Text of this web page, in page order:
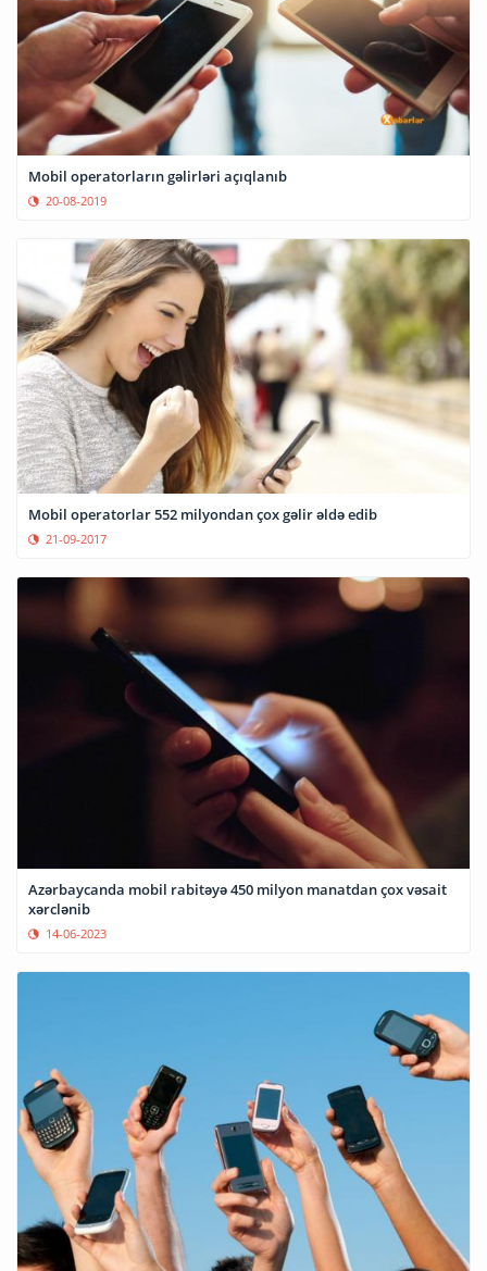
Mobil operatorların gəlirləri açıqlanıb
20-08-2019
Mobil operatorlar 552 milyondan çox gəlir əldə edib
21-09-2017
Azərbaycanda mobil rabitəyə 450 milyon manatdan çox vəsait
xərclənib
14-06-2023